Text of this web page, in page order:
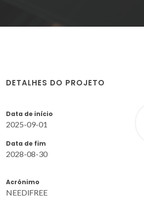
DETALHES DO PROJETO
Data de início
2025-09-01
Data de fim
2028-08-30
Acrónimo
NEEDlFREE